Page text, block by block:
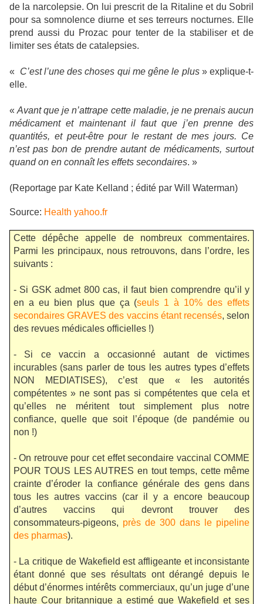
de la narcolepsie. On lui prescrit de la Ritaline et du Sobril
pour sa somnolence diurne et ses terreurs nocturnes. Elle
prend aussi du Prozac pour tenter de la stabiliser et de
limiter ses états de catalepsies.
« C’est l’une des choses qui me gêne le plus» explique-t-
elle.
«Avant que je n’attrape cette maladie, je ne prenais aucun
médicament et maintenant il faut que j’en prenne des
quantités, et peut-être pour le restant de mes jours. Ce
n’est pas bon de prendre autant de médicaments, surtout
quand on en connaît les effets secondaires. »
(Reportage par Kate Kelland ; édité par Will Waterman)
Source: Health yahoo.fr
Cette dépêche appelle de nombreux commentaires.
Parmi les principaux, nous retrouvons, dans l’ordre, les
suivants :
- Si GSK admet 800 cas, il faut bien comprendre qu’il y
en a eu bien plus que ça (seuls 1 à 10% des effets
secondaires GRAVES des vaccins étant recensés, selon
des revues médicales officielles !)
- Si ce vaccin a occasionné autant de victimes
incurables (sans parler de tous les autres types d’effets
NON MEDIATISES), c’est que « les autorités
compétentes » ne sont pas si compétentes que cela et
qu’elles ne méritent tout simplement plus notre
confiance, quelle que soit l’époque (de pandémie ou
non !)
- On retrouve pour cet effet secondaire vaccinal COMME
POUR TOUS LES AUTRES en tout temps, cette même
crainte d’éroder la confiance générale des gens dans
tous les autres vaccins (car il y a encore beaucoup
d’autres vaccins qui devront trouver des
consommateurs-pigeons, près de 300 dans le pipeline
des pharmas).
- La critique de Wakefield est affligeante et inconsistante
étant donné que ses résultats ont dérangé depuis le
début d’énormes intérêts commerciaux, qu’un juge d’une
haute Cour britannique a estimé que Wakefield et ses